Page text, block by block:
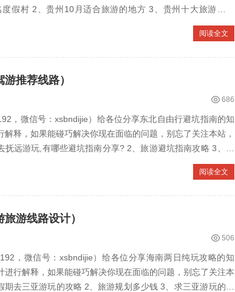
十大旅游城市
阅读全文
推荐线路）
686
，微信号：xsbndijie）给各位分享东北自由行避坑指南的知
释，如果能碰巧解决你现在面临的问题，别忘了关注本站，
避坑指南分享? 2、旅游避坑指南攻略 3、哈
阅读全文
游线路设计）
506
，微信号：xsbndijie）给各位分享海南两日纯玩攻略的知
行解释，如果能碰巧解决你现在面临的问题，别忘了关注本
游规划多少钱 3、求三亚游玩的行